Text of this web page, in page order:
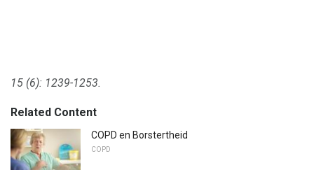
15 (6): 1239-1253.
Related Content
COPD en Borstertheid
COPD